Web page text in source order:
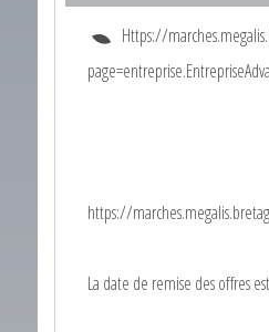
Https://
https://
La date de remise des offres